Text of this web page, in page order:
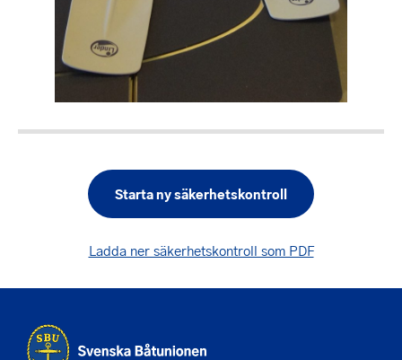
Starta ny säkerhetskontroll
Ladda ner säkerhetskontroll som PDF